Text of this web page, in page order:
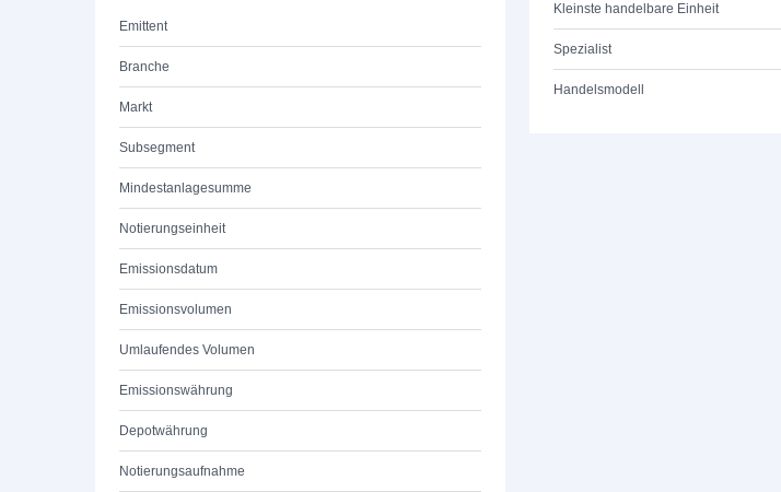
Emittent
Branche
Markt
Subsegment
Mindestanlagesumme
Notierungseinheit
Emissionsdatum
Emissionsvolumen
Umlaufendes Volumen
Emissionswährung
Depotwährung
Notierungsaufnahme
Kleinste handelbare Einheit
Spezialist
Handelsmodell